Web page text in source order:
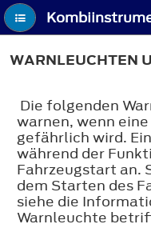
WARNLEUCHTEN
Die folgenden
warnen, wenn
gefährlich wird.
während der
Fahrzeugstart an.
dem Starten des
siehe die
Warnleuchte